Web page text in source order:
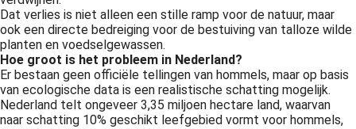
Dat verlies is niet alleen een stille ramp voor de natuur, maar
ook een directe bedreiging voor de bestuiving van talloze wilde
planten en voedselgewassen.
Hoe groot is het probleem in Nederland?
Er bestaan geen officiële tellingen van hommels, maar op basis
van ecologische data is een realistische schatting mogelijk.
Nederland telt ongeveer 3,35 miljoen hectare land, waarvan
naar schatting 10% geschikt leefgebied vormt voor hommels,